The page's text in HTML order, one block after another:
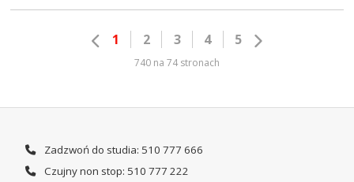
1 2 3 4 5
740 na 74 stronach
Zadzwoń do studia: 510 777 666
Czujny non stop: 510 777 222